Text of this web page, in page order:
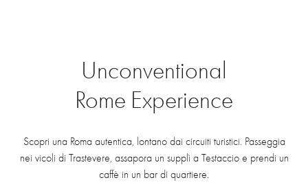
Unconventional
Rome Experience
Scopri una Roma autentica, lontano dai circuiti turistici. Passeggia
nei vicoli di Trastevere, assapora un supplì a Testaccio e prendi un
caffè in un bar di quartiere.